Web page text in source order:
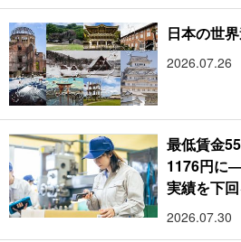
日本の世
2026.07.26
最低賃金
1176円に
実績を下
2026.07.30